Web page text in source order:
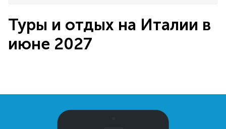
Туры и отдых на Италии в
июне 2027